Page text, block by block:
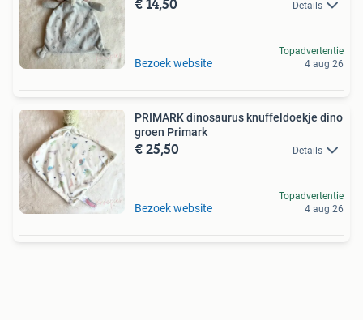
Details
Bezoek website
Topadvertentie
4 aug 26
PRIMARK dinosaurus knuffeldoekje dino
groen Primark
€ 25,50 Details
Bezoek website
Topadvertentie
4 aug 26